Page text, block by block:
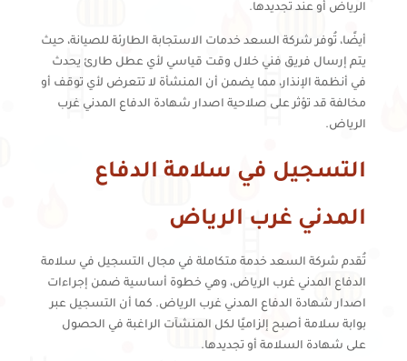
الرياض أو عند تجديدها.
أيضًا، تُوفر شركة السعد خدمات الاستجابة الطارئة للصيانة، حيث
يتم إرسال فريق فني خلال وقت قياسي لأي عطل طارئ يحدث
في أنظمة الإنذار، مما يضمن أن المنشأة لا تتعرض لأي توقف أو
مخالفة قد تؤثر على صلاحية اصدار شهادة الدفاع المدني غرب
الرياض.
التسجيل في سلامة الدفاع
المدني غرب الرياض
تُقدم شركة السعد خدمة متكاملة في مجال التسجيل في سلامة
الدفاع المدني غرب الرياض، وهي خطوة أساسية ضمن إجراءات
اصدار شهادة الدفاع المدني غرب الرياض. كما أن التسجيل عبر
بوابة سلامة أصبح إلزاميًا لكل المنشآت الراغبة في الحصول
على شهادة السلامة أو تجديدها.